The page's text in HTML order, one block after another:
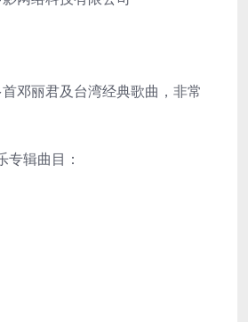
邓丽君及台湾经典歌曲，非常
专辑曲目：